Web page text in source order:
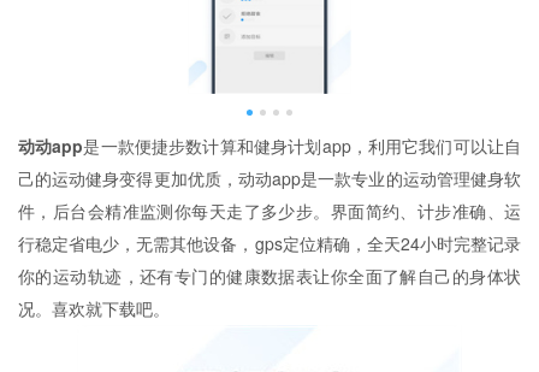
动动app是一款便捷步数计算和健身计划app，利用它我们可以让自
己的运动健身变得更加优质，动动app是一款专业的运动管理健身软
件，后台会精准监测你每天走了多少步。界面简约、计步准确、运
行稳定省电少，无需其他设备，gps定位精确，全天24小时完整记录
你的运动轨迹，还有专门的健康数据表让你全面了解自己的身体状
况。喜欢就下载吧。